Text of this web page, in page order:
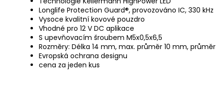
Longlife Protection Guard®, provozováno IC, 330 kHz
Vysoce kvalitní kovové pouzdro
Vhodné pro 12 V DC aplikace
S upevňovacím šroubem M5x0,5x6,5
Rozměry: Délka 14 mm, max. průměr 10 mm,
Evropská ochrana designu
cena za jeden kus